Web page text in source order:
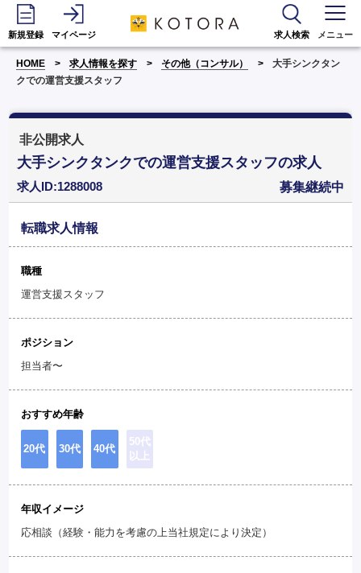
新規登録 マイページ 求人検索 メニュー
HOME 求人情報を探す その他（コンサル）
大手シンクタン
クでの運営支援スタッフ
非公開求人
大手シンクタンクでの運営支援スタッフの求人
求人ID:1288008 募集継続中
転職求人情報
職種
運営支援スタッフ
ポジション
担当者〜
おすすめ年齢
20代 30代 40代
50代
以上
年収イメージ
応相談（経験・能力を考慮の上当社規定により決定）